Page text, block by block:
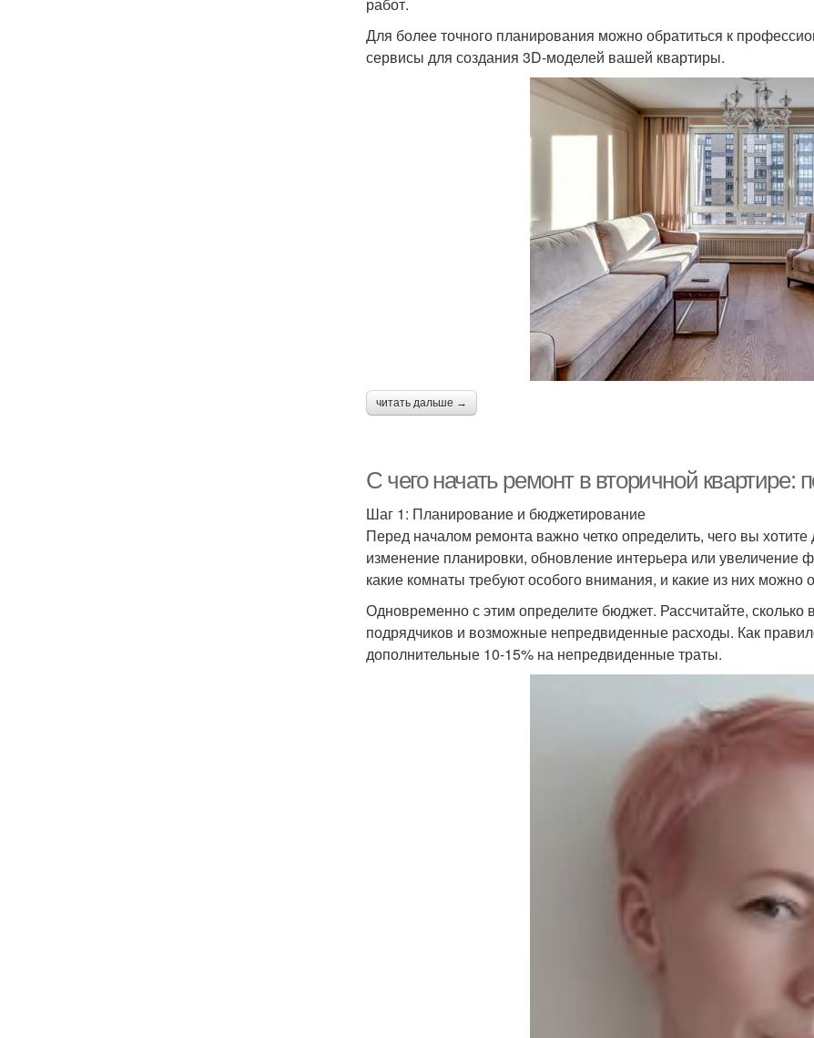
Для более точного планирования можно обратиться к
сервисы для создания 3D-моделей вашей квартиры.
читать дальше →
С чего начать ремонт в вторичной квартире:
Шаг 1: Планирование и бюджетирование
Перед началом ремонта важно четко определить, чего вы
изменение планировки, обновление интерьера или увеличение
какие комнаты требуют особого внимания, и какие из них можно
Одновременно с этим определите бюджет. Рассчитайте, сколько
подрядчиков и возможные непредвиденные расходы. Как
дополнительные 10-15% на непредвиденные траты.